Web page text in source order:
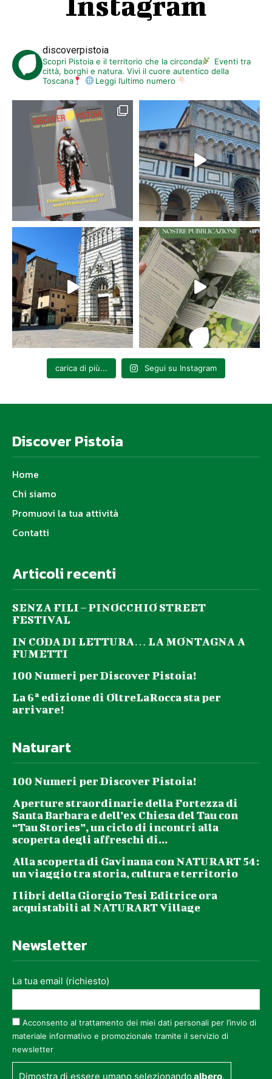
discoverpistoia
Scopri Pistoia e il territorio che la circonda
Eventi tra
città, borghi e natura. Vivi il cuore autentico della
Toscana
Leggi l’ultimo numero
carica di più... Segui su Instagram
Discover Pistoia
Home
Chi siamo
Promuovi la tua attività
Contatti
Articoli recenti
SENZA FILI – PINOCCHIO STREET
FESTIVAL
IN CODA DI LETTURA… LA MONTAGNA A
FUMETTI
100 Numeri per Discover Pistoia!
La 6ª edizione di OltreLaRocca sta per
arrivare!
Naturart
100 Numeri per Discover Pistoia!
Aperture straordinarie della Fortezza di
Santa Barbara e dell’ex Chiesa del Tau con
“Tau Stories”, un ciclo di incontri alla
scoperta degli affreschi di...
Alla scoperta di Gavinana con NATURART 54:
un viaggio tra storia, cultura e territorio
I libri della Giorgio Tesi Editrice ora
acquistabili al NATURART Village
Newsletter
La tua email (richiesto)
Acconsento al trattamento dei miei dati personali per l’invio di
materiale informativo e promozionale tramite il servizio di
newsletter
Dimostra di essere umano selezionandoalbero.